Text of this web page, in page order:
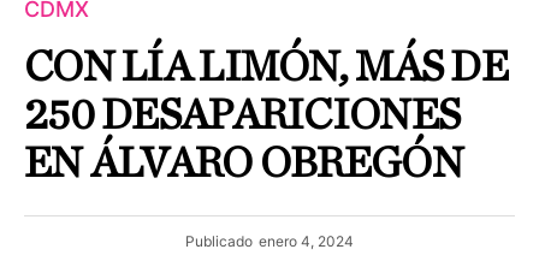
CDMX
CON LÍA LIMÓN, MÁS DE
250 DESAPARICIONES
EN ÁLVARO OBREGÓN
Publicado enero 4, 2024